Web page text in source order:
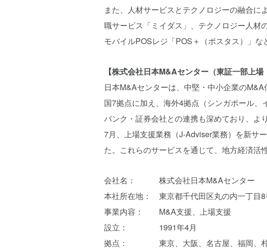
また、人材サービスとテクノロジーの融合
職サービス「ミイダス」、テクノロジー人材
モバイルPOSレジ「POS＋（ポスタス）」な
【株式会社日本M&Aセンター（東証一部上場
日本M&Aセンターは、中堅・中小企業の
国7拠点に加え、海外4拠点（シンガポール
バンク・証券会社との連携も深めており、よ
7月、上場支援業務（J-Adviser業務）を新サ
た。これらのサービスを通じて、地方経済活
会社名： 株式会社日本M&Aセンター
本社所在地： 東京都千代田区丸の内一丁目
事業内容： M&A支援、上場支援
設立： 1991年4月
拠点： 東京、大阪、名古屋、福岡、札